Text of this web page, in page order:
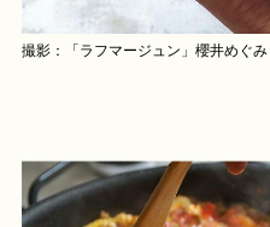
撮影：「ラフマージュン」櫻井めぐみ